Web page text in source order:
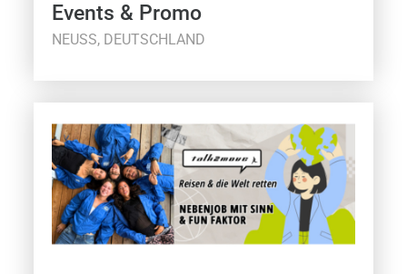
Events & Promo
NEUSS, DEUTSCHLAND